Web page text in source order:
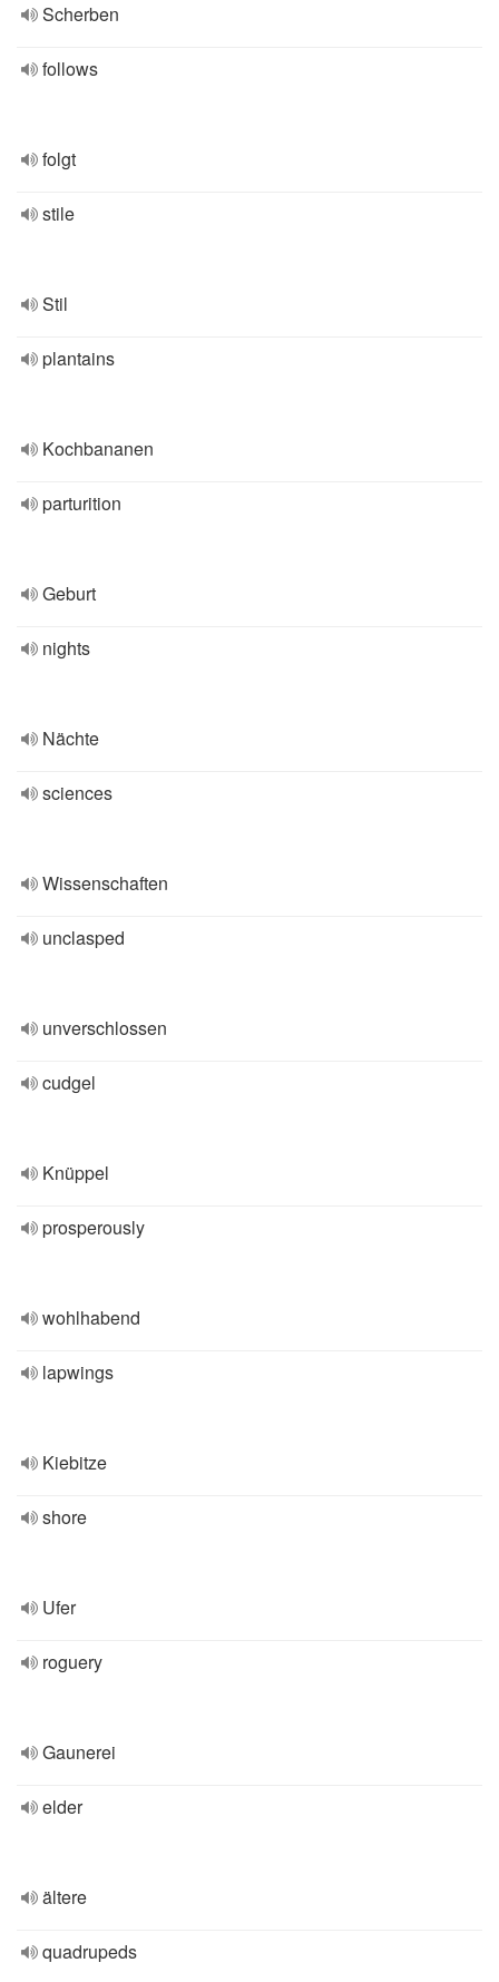
Scherben
follows
folgt
stile
Stil
plantains
Kochbananen
parturition
Geburt
nights
Nächte
sciences
Wissenschaften
unclasped
unverschlossen
cudgel
Knüppel
prosperously
wohlhabend
lapwings
Kiebitze
shore
Ufer
roguery
Gaunerei
elder
ältere
quadrupeds